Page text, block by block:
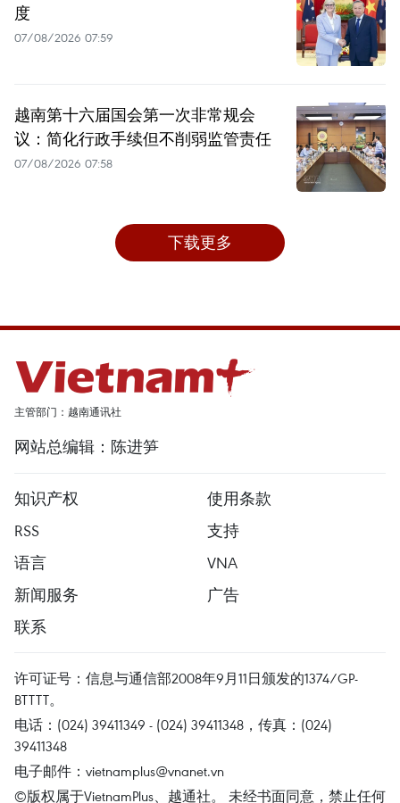
度
07/08/2026 07:59
越南第十六届国会第一次非常规会
议：简化行政手续但不削弱监管责任
07/08/2026 07:58
下载更多
主管部门：越南通讯社
网站总编辑：陈进笋
知识产权
使用条款
RSS
支持
语言
VNA
新闻服务
广告
联系
许可证号：信息与通信部2008年9月11日颁发的1374/GP-
BTTTT。
电话：(024) 39411349 - (024) 39411348，传真：(024)
39411348
电子邮件： vietnamplus@vnanet.vn
©版权属于VietnamPlus、越通社。 未经书面同意，禁止任何